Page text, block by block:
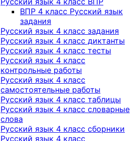
ВПР 4 класс Русский язык
задания
Русский язык 4 класс задания
Русский язык 4 класс диктанты
Русский язык 4 класс тесты
Русский язык 4 класс
контрольные работы
Русский язык 4 класс
самостоятельные работы
Русский язык 4 класс таблицы
Русский язык 4 класс словарные
слова
Русский язык 4 класс сборники
Русский язык 4 класс